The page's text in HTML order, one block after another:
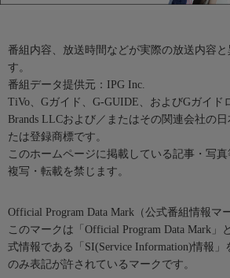
番組内容、放送時間などが実際の放送内容
す。
番組データ提供元：IPG Inc.
TiVo、Gガイド、G-GUIDE、およびGガイド
Brands LLCおよび／またはその関連会社の
たは登録商標です。
このホームページに掲載している記事・写
複写・転載を禁じます。
Official Program Data Mark（公式番組情報マ
このマークは「Official Program Data Mark」
式情報である「SI(Service Information)情報
のみ表記が許されているマークです。